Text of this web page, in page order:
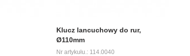
Klucz lancuchowy do rur,
Ø110mm
Nr artykułu.: 114.0040